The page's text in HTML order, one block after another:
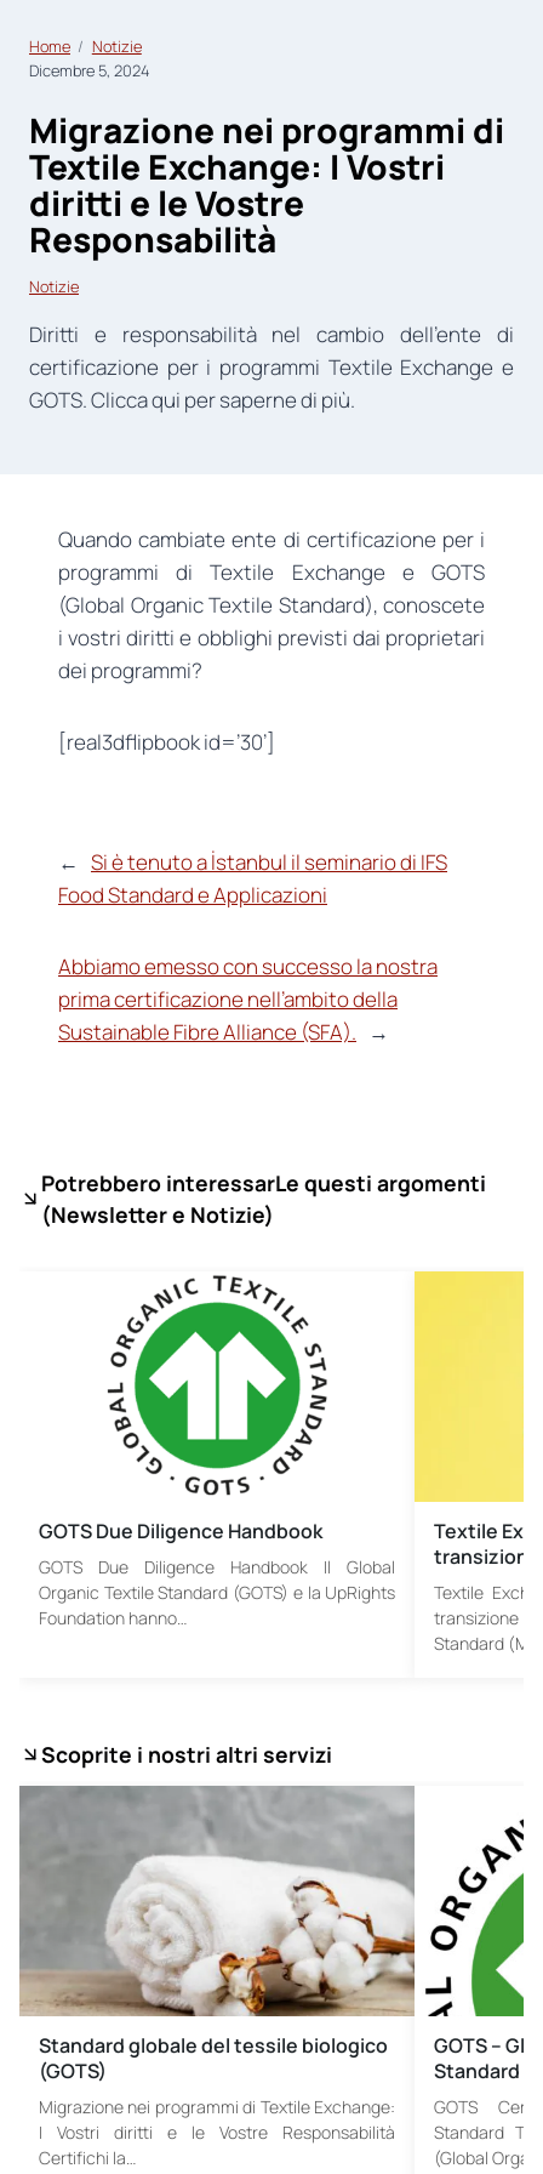
Home
Notizie
Dicembre 5, 2024
Migrazione nei programmi di
Textile Exchange: I Vostri
diritti e le Vostre
Responsabilità
Notizie
Diritti e responsabilità nel cambio dell’ente di
certificazione per i programmi Textile Exchange e
GOTS. Clicca qui per saperne di più.
Quando cambiate ente di certificazione per i
programmi di Textile Exchange e GOTS
(Global Organic Textile Standard), conoscete
i vostri diritti e obblighi previsti dai proprietari
dei programmi?
[real3dflipbook id=’30’]
← Si è tenuto a İstanbul il seminario di IFS
Food Standard e Applicazioni
Abbiamo emesso con successo la nostra
prima certificazione nell’ambito della
Sustainable Fibre Alliance (SFA).
→
Potrebbero interessarLe questi argomenti
(Newsletter e Notizie)
GOTS Due Diligence Handbook
GOTS Due Diligence Handbook Il Global
Organic Textile Standard (GOTS) e la UpRights
Foundation hanno…
Textile
Textile
transizione
Standard
Scoprite i nostri altri servizi
Standard globale del tessile biologico
(GOTS)
Migrazione nei programmi di Textile Exchange:
I Vostri diritti e le Vostre Responsabilità
Certifichi la…
GOTS –
Standard
GOTS
Standard
(Global